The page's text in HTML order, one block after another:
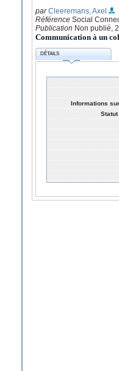
parCleeremans, Axel
Référence Social
Publication Non publié,
Communication à un
DÉTAILS
Informations